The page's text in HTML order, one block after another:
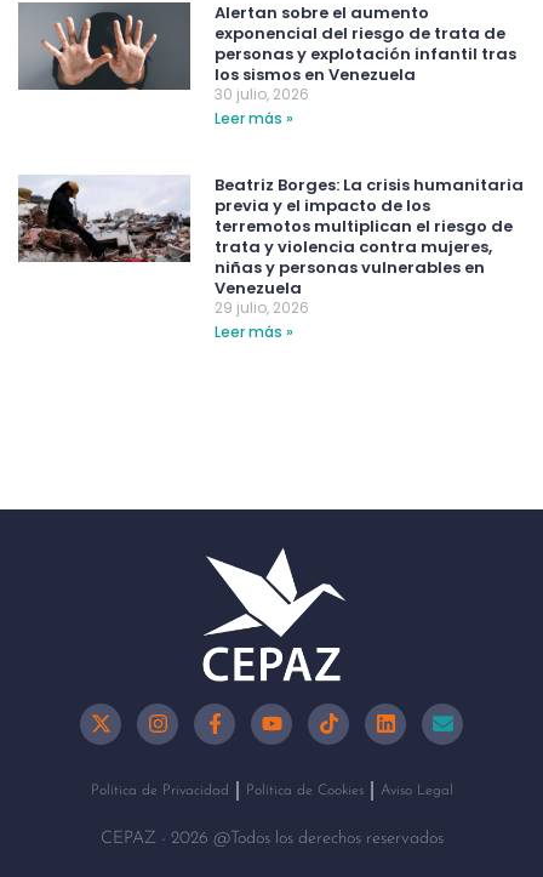
Alertan sobre el aumento
exponencial del riesgo de trata de
personas y explotación infantil tras
los sismos en Venezuela
30 julio, 2026
Leer más »
Beatriz Borges: La crisis humanitaria
previa y el impacto de los
terremotos multiplican el riesgo de
trata y violencia contra mujeres,
niñas y personas vulnerables en
Venezuela
29 julio, 2026
Leer más »
Política de Privacidad Política de Cookies Aviso Legal
CEPAZ - 2026 @Todos los derechos reservados